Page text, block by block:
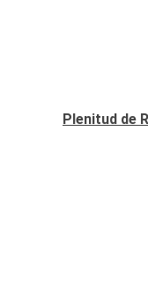
Plenitud de